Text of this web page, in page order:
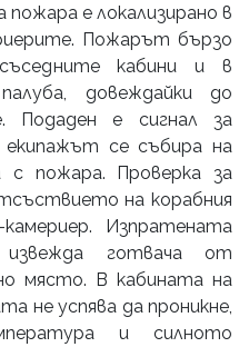
е локализирано в
Пожарът бързо
кабини и в
довеждайки до
Подаден е сигнал за
се събира на
с пожара. Проверка за
на корабния
Изпратената
извежда готвача от
място. В кабината на
не успява да проникне,
и силното